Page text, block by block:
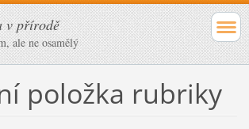
v přírodě
ale ne osamělý
položka rubriky